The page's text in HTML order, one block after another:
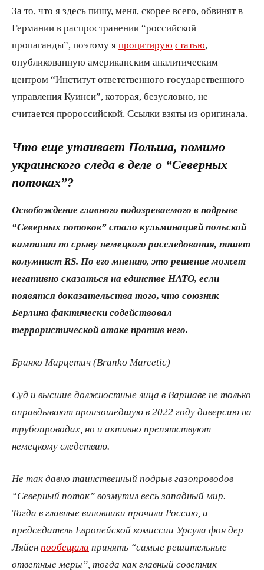
За то, что я здесь пишу, меня, скорее всего, обвинят в
Германии в распространении “российской
пропаганды”, поэтому я процитирую статью
опубликованную американским аналитическим
центром “Институт ответственного государственного
управления Куинси”, которая, безусловно, не
считается пророссийской. Ссылки взяты из оригинала.
Что еще утаивает Польша, помимо
украинского следа в деле о “Северных
потоках”?
Освобождение главного подозреваемого в подрыве
“Северных потоков” стало кульминацией польской
кампании по срыву немецкого расследования, пишет
колумнист RS. По его мнению, это решение может
негативно сказаться на единстве НАТО, если
появятся доказательства того, что союзник
Берлина фактически содействовал
террористической атаке против него.
Бранко Марцетич (Branko Marcetic)
Суд и высшие должностные лица в Варшаве не только
оправдывают произошедшую в 2022 году диверсию на
трубопроводах, но и активно препятствуют
немецкому следствию.
Не так давно таинственный подрыв газопроводов
“Северный поток” возмутил весь западный мир.
Тогда в главные виновники прочили Россию, и
председатель Европейской комиссии Урсула фон дер
Ляйен пообещала принять “самые решительные
ответные меры”, тогда как главный советник